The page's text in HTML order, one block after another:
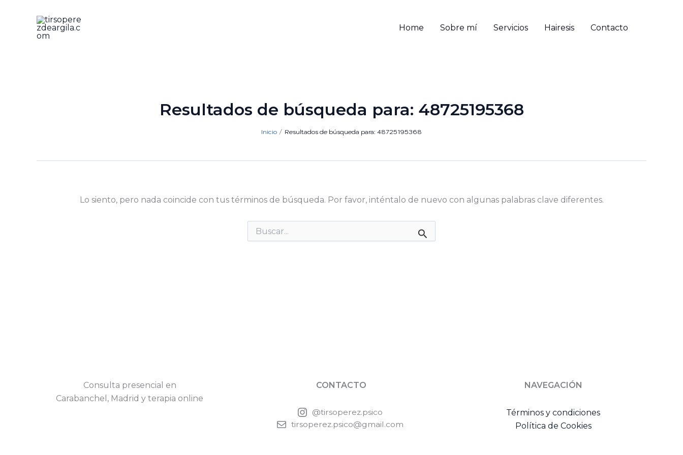
contenido
Home Sobre mí Servicios Hairesis Contacto
Resultados de búsqueda para: 48725195368
Inicio Resultados de búsqueda para: 48725195368
Lo siento, pero nada coincide con tus términos de búsqueda. Por favor, inténtalo de nuevo con algunas palabras clave diferentes.
Buscar
por:
Consulta presencial en
Carabanchel, Madrid y terapia online
CONTACTO
@tirsoperez.psico
tirsoperez.psico@gmail.com
NAVEGACIÓN
Términos y condiciones
Política de Cookies